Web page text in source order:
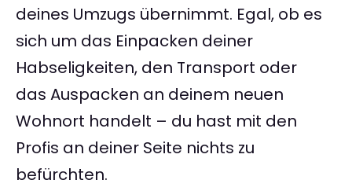
deines Umzugs übernimmt. Egal, ob es
sich um das Einpacken deiner
Habseligkeiten, den Transport oder
das Auspacken an deinem neuen
Wohnort handelt – du hast mit den
Profis an deiner Seite nichts zu
befürchten.